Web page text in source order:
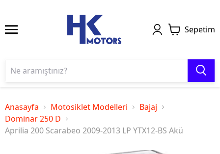
Sepetim
Anasayfa Motosiklet Modelleri
Bajaj
Dominar 250 D
Aprilia 200 Scarabeo 2009-2013 LP YTX12-BS Akü